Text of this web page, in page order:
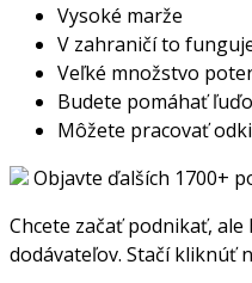
Vysoké marže
V zahraničí to
Veľké množstvo
Budete pomáhať
Môžete pracovať
Objavte ďalších 1700+
Chcete začať podnikať,
dodávateľov. Stačí kliknúť